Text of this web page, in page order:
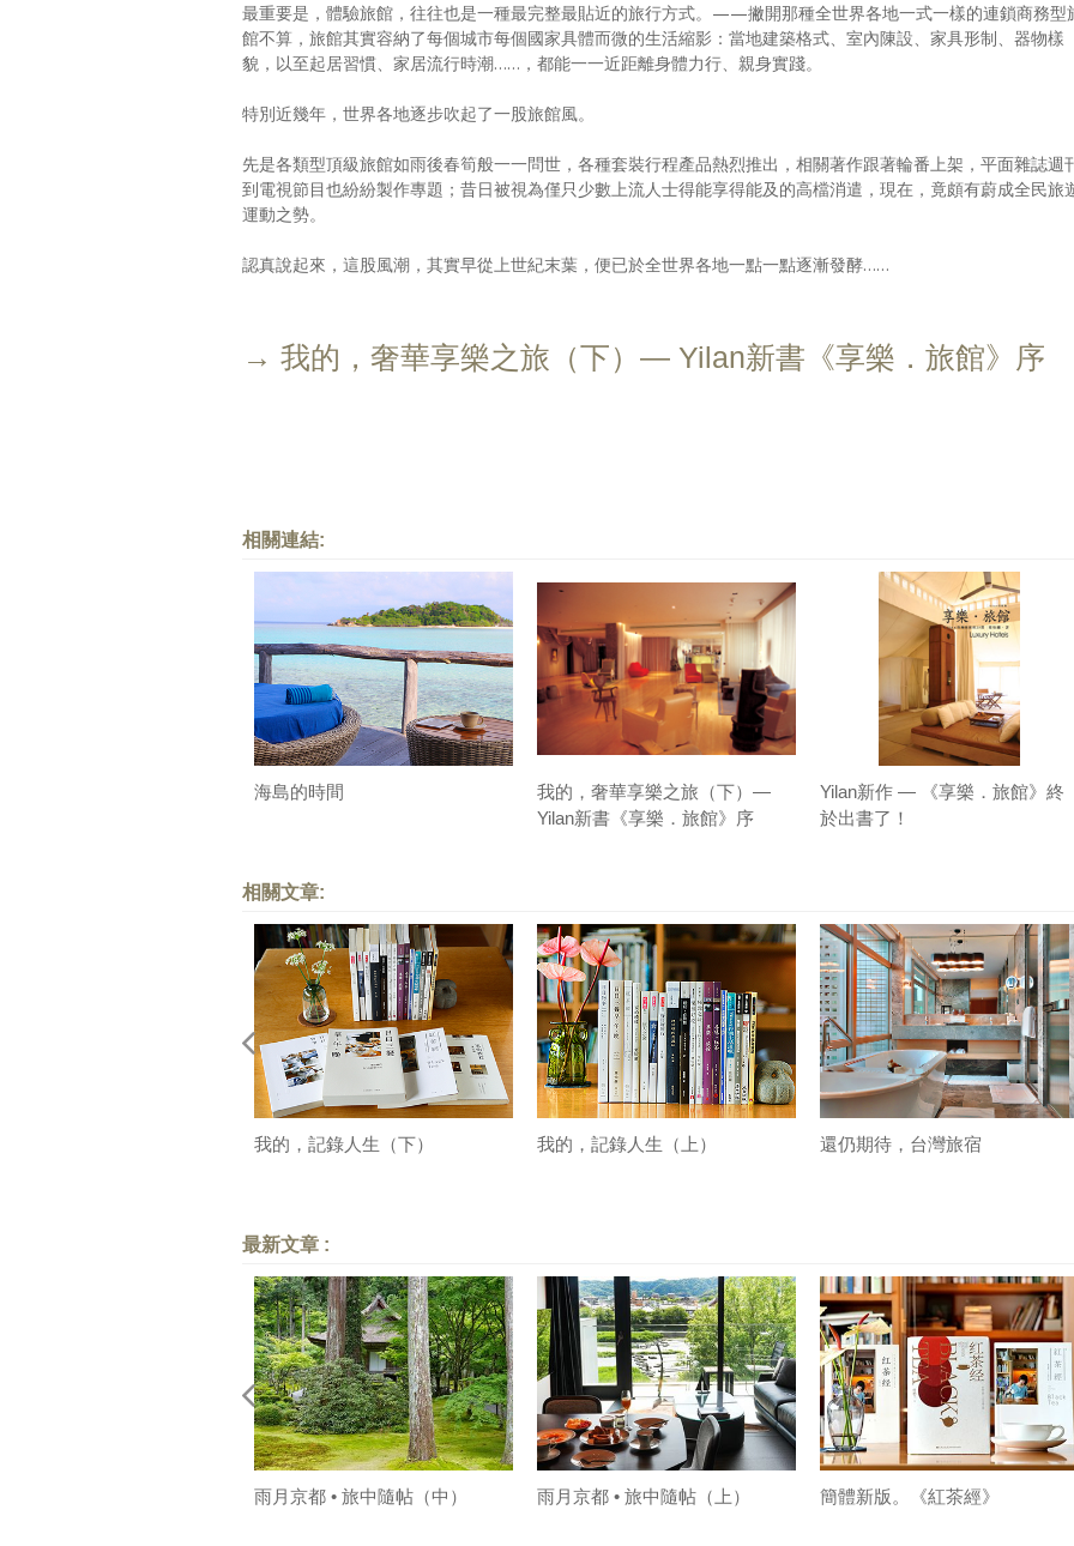
最重要是，體驗旅館，往往也是一種最完整最貼近的旅行方式。——撇開那種全世界各地一式一樣的連鎖商務型
館不算，旅館其實容納了每個城市每個國家具體而微的生活縮影：當地建築格式、室內陳設、家具形制、器物樣
貌，以至起居習慣、家居流行時潮……，都能一一近距離身體力行、親身實踐。
特別近幾年，世界各地逐步吹起了一股旅館風。
先是各類型頂級旅館如雨後春筍般一一問世，各種套裝行程產品熱烈推出，相關著作跟著輪番上架，平面雜誌週
到電視節目也紛紛製作專題；昔日被視為僅只少數上流人士得能享得能及的高檔消遣，現在，竟頗有蔚成全民旅
運動之勢。
認真說起來，這股風潮，其實早從上世紀末葉，便已於全世界各地一點一點逐漸發酵……
→ 我的，奢華享樂之旅（下）— Yilan新書《享樂．旅館》序
相關連結:
海島的時間
我的，奢華享樂之旅（下）—
Yilan新書《享樂．旅館》序
Yilan新作 — 《享樂．旅館》終
於出書了！
相關文章:
我的，記錄人生（下） 我的，記錄人生（上） 還仍期待，台灣旅宿
最新文章 :
雨月京都 • 旅中隨帖（中） 雨月京都 • 旅中隨帖（上） 簡體新版。《紅茶經》